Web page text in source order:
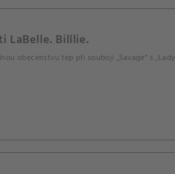
LaBelle. Billlie.
obecenstvu tep při souboji „Savage“ s „Lady